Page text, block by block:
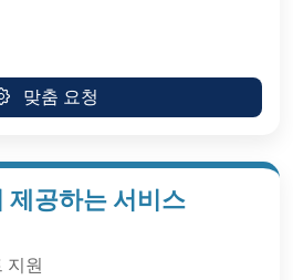
맞춤 요청
제공하는 서비스
지원